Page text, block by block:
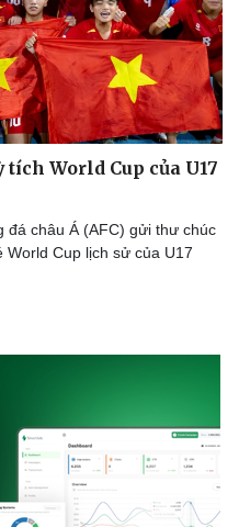
World Cup của U17
đá châu Á (AFC) gửi thư chúc
Cup lịch sử của U17